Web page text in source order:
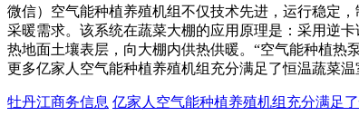
微信）空气能种植养殖机组不仅技术先进，运行稳定
采暖需求。该系统在蔬菜大棚的应用原理是：采用逆
热地面土壤表层，向大棚内供热供暖。“空气能种植热
更多亿家人空气能种植养殖机组充分满足了恒温蔬菜
牡丹江商务信息 亿家人空气能种植养殖机组充分满足